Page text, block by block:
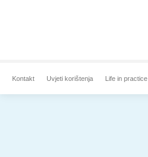
Kontakt Uvjeti korištenja Life in practice